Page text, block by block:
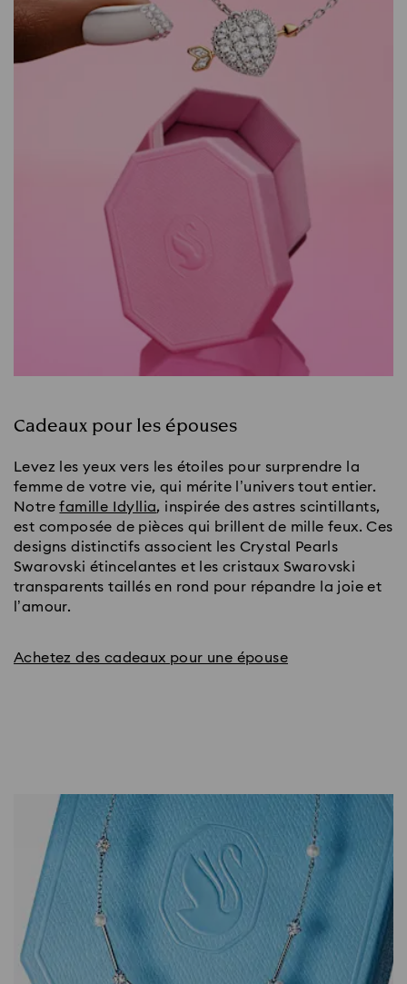
Cadeaux pour les épouses
Levez les yeux vers les étoiles pour surprendre la
femme de votre vie, qui mérite l’univers tout entier.
Notrefamille Idyllia, inspirée des astres scintillants,
est composée de pièces qui brillent de mille feux. Ces
designs distinctifs associent les Crystal Pearls
Swarovski étincelantes et les cristaux Swarovski
transparents taillés en rond pour répandre la joie et
l’amour.
Achetez des cadeaux pour une épouse